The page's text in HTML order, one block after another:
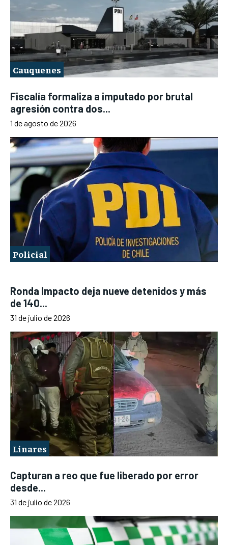
Cauquenes
Fiscalía formaliza a imputado por brutal
agresión contra dos...
1 de agosto de 2026
Policial
Ronda Impacto deja nueve detenidos y más
de 140...
31 de julio de 2026
Linares
Capturan a reo que fue liberado por error
desde...
31 de julio de 2026